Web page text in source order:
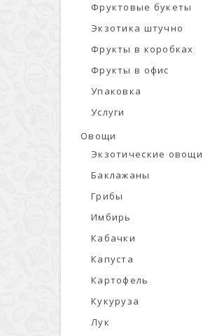
Фруктовые букеты
Экзотика штучно
Фрукты в коробках
Фрукты в офис
Упаковка
Услуги
Овощи
Экзотические овощи
Баклажаны
Грибы
Имбирь
Кабачки
Капуста
Картофель
Кукуруза
Лук
В ЗАКЛАДКИ